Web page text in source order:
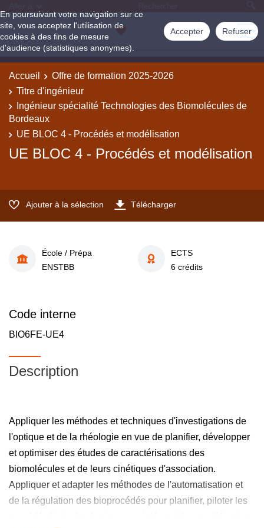
En poursuivant votre navigation sur ce
site, vous acceptez l'utilisation de
cookies à des fins de mesure
d'audience (statistiques anonymes).
Accepter Refuser
Aller à
Accueil
Offre de formation 2025-2026
Titre d'ingénieur
Ingénieur spécialité Technologies des Biomolécules de
Bordeaux
UE BLOC 4 - Procédés et modélisation
UE BLOC 4 - Procédés et modélisation
Ajouter à la sélection Télécharger
École / Prépa
ENSTBB
ECTS
6 crédits
Code interne
BIO6FE-UE4
Description
Appliquer les méthodes et techniques d'investigations de
l'optique et de la rhéologie en vue de planifier, développer
et optimiser des études de caractérisations des
biomolécules et de leurs cinétiques d'association.
Appliquer et adapter les méthodes de l'automatisation et
de la régulation des bioprocédés pour planifier, piloter les